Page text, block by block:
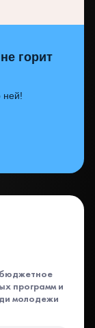
горит
ней!
бюджетное
программ и
молодежи